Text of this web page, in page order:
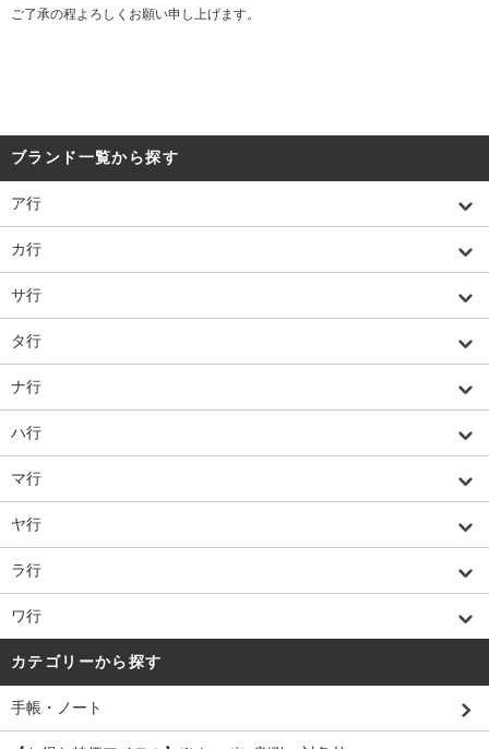
ご了承の程よろしくお願い申し上げます。
ブランド一覧から探す
ア行
カ行
サ行
タ行
ナ行
ハ行
マ行
ヤ行
ラ行
ワ行
カテゴリーから探す
手帳・ノート